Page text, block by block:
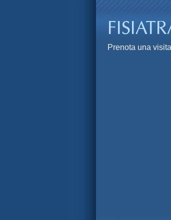
Prenota una